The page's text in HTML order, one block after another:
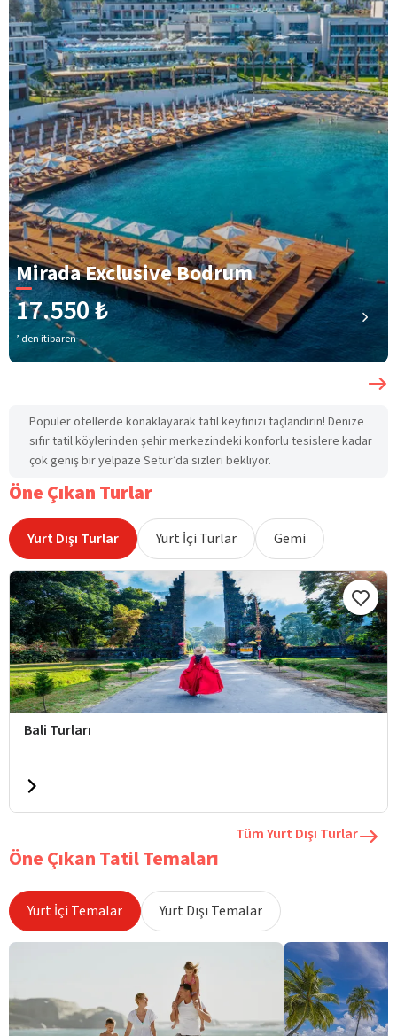
Mirada Exclusive Bodrum
17.550 ₺
’ den itibaren
Popüler otellerde konaklayarak tatil keyfinizi taçlandırın! Denize
sıfır tatil köylerinden şehir merkezindeki konforlu tesislere kadar
çok geniş bir yelpaze Setur’da sizleri bekliyor.
Öne Çıkan Turlar
Yurt Dışı Turlar Yurt İçi Turlar Gemi
Bali Turları
Tüm Yurt Dışı Turlar
Öne Çıkan Tatil Temaları
Yurt İçi Temalar Yurt Dışı Temalar